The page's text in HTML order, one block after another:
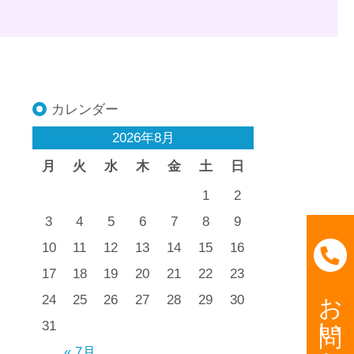
カレンダー
2026年8月
月
火 水 木 金 土 日
1
2
3
4 5 6 7 8
9
10
11 12 13 14 15
16
17
18 19 20 21 22
23
24
25 26 27 28 29
30
31